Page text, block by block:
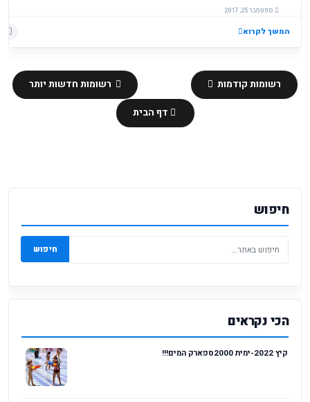
ספטמבר 25, 2017
המשך לקרוא
רשומות חדשות יותר רשומות קודמות
דף הבית
חיפוש
חיפוש
הכי נקראים
קיץ 2022-ימית 2000ספארק המים!!!